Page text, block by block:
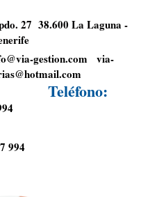
27 38.600 La Laguna -
gestion.com
via-
994